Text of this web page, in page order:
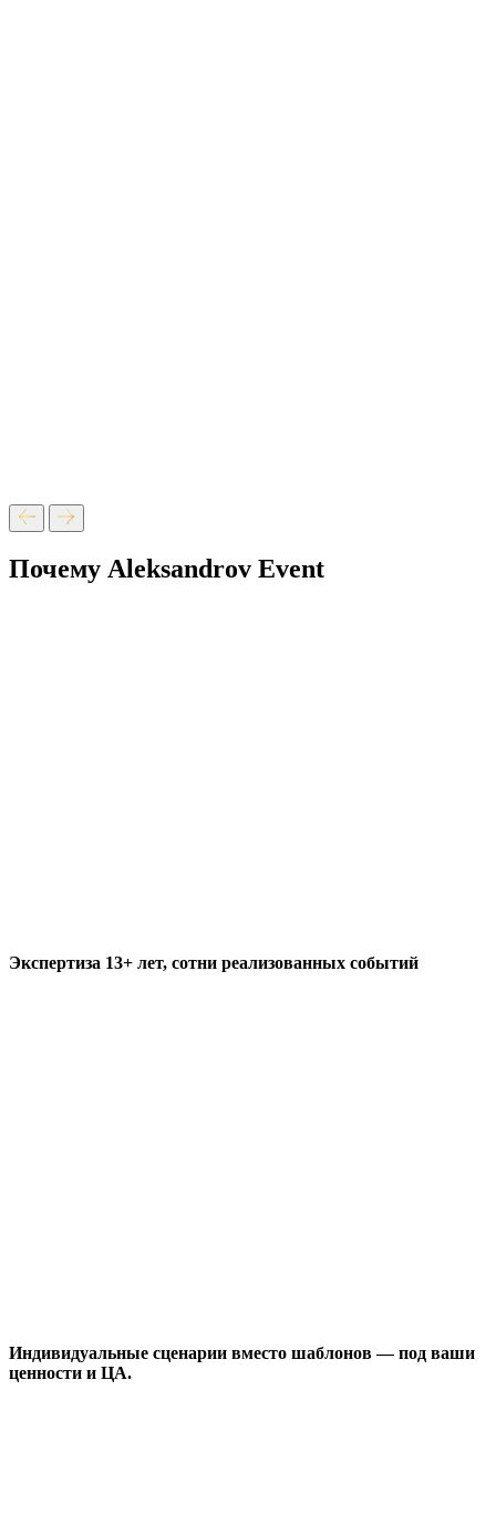
Почему Aleksandrov Event
Экспертиза 13+ лет, сотни реализованных событий
Индивидуальные сценарии вместо шаблонов — под ваши
ценности и ЦА.